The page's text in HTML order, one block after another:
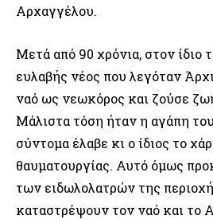
Αρχαγγέλου.
Μετά από 90 χρόνια, στον ίδιο
ευλαβής νέος που λεγόταν
ναό ως νεωκόρος και ζούσε
Μάλιστα τόση ήταν η αγάπη
σύντομα έλαβε κι ο ίδιος το
θαυματουργίας. Αυτό όμως
των ειδωλολατρών της
καταστρέψουν τον ναό και το